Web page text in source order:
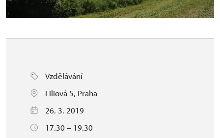
Vzdělávání
Liliová 5, Praha
26. 3. 2019
17.30 – 19.30